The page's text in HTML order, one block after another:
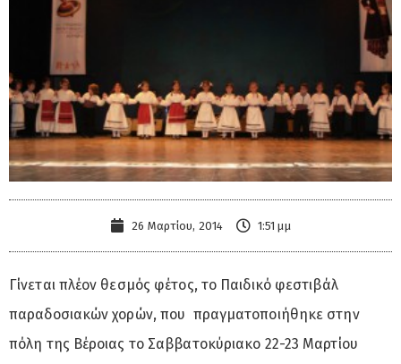
26 Μαρτίου, 2014 1:51 μμ
Γίνεται πλέον θεσμός φέτος, το Παιδικό φεστιβάλ
παραδοσιακών χορών, που πραγματοποιήθηκε στην
πόλη της Βέροιας το Σαββατοκύριακο 22-23 Μαρτίου